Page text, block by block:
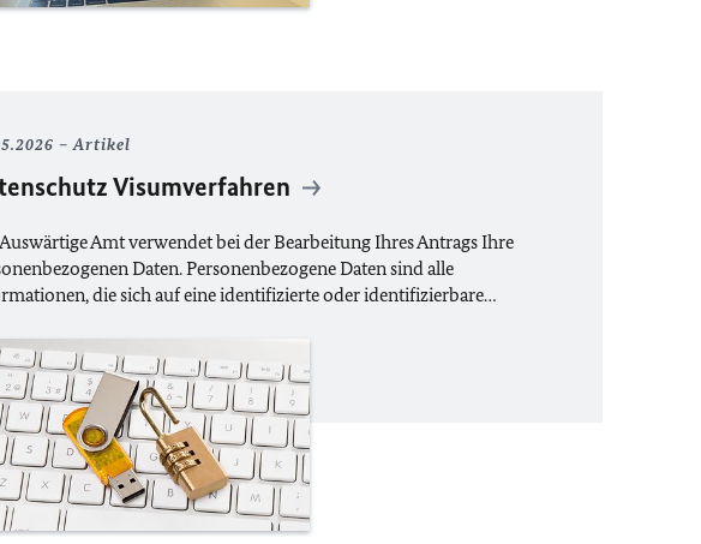
Artikel
Visumverfahren
Amt verwendet bei der Bearbeitung Ihres Antrags Ihre
Daten. Personenbezogene Daten sind alle
die sich auf eine identifizierte oder identifizierbare…